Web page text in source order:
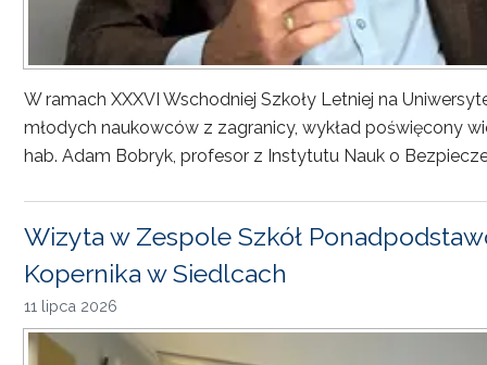
W ramach XXXVI Wschodniej Szkoły Letniej na
młodych naukowców z zagranicy, wykład poświęcony
hab. Adam Bobryk, profesor z Instytutu Nauk o
Wizyta w Zespole Szkół
Kopernika w Siedlcach
11 lipca 2026